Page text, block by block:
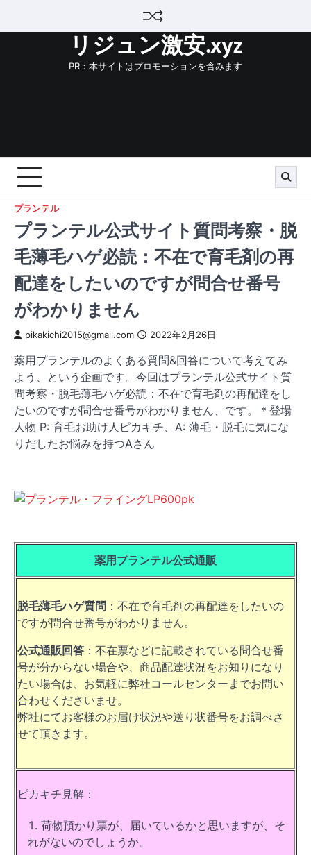
リジュン激安.xyz
PR：本サイトはプロモーションを含みます
プランテル
プランテル公式サイト質問考察・脱
毛薄毛ハゲ必読：不在で育毛剤の再
配達をしたいのですが問合せ番号
がわかりません
pikakichi2015@gmail.com 2022年2月26日
薬用プランテルのよくある質問&回答について考えてみ
よう、という企画です。今回はプランテル公式サイト質
問考察・脱毛薄毛ハゲ必読：不在で育毛剤の再配達をし
たいのですが問合せ番号がわかりません、です。＊登場
人物 P: 育毛お助け人ピカキチ、A: 薄毛・脱毛に気にな
りだしたお悩みを持つAさん
薬用プランテル公式通販
脱毛薄毛ハゲ質問 ：不在で育毛剤の再配達をしたいの
ですが問合せ番号がわかりません。
公式通販回答 ：不在票などに記載されている問合せ番
号が分からない場合や、商品配達状況をお知りになり
たい場合は、お気軽に弊社コールセンターまでお問い
合わせくださいませ。
弊社にてお客様のお届け状況や送り状番号をお調べさ
せて頂きます。
ピカキチ見解：
荷物預かり票が、届いているかと思いますが、そ
れがないのでしょうか。